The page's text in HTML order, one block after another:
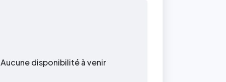
Aucune disponibilité à venir